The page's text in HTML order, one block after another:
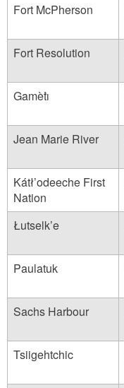
Fort McPherson
Fort Resolution
Gamètı̀
Jean Marie River
Kátł’odeeche First
Nation
Łutselk’e
Paulatuk
Sachs Harbour
Tsiigehtchic